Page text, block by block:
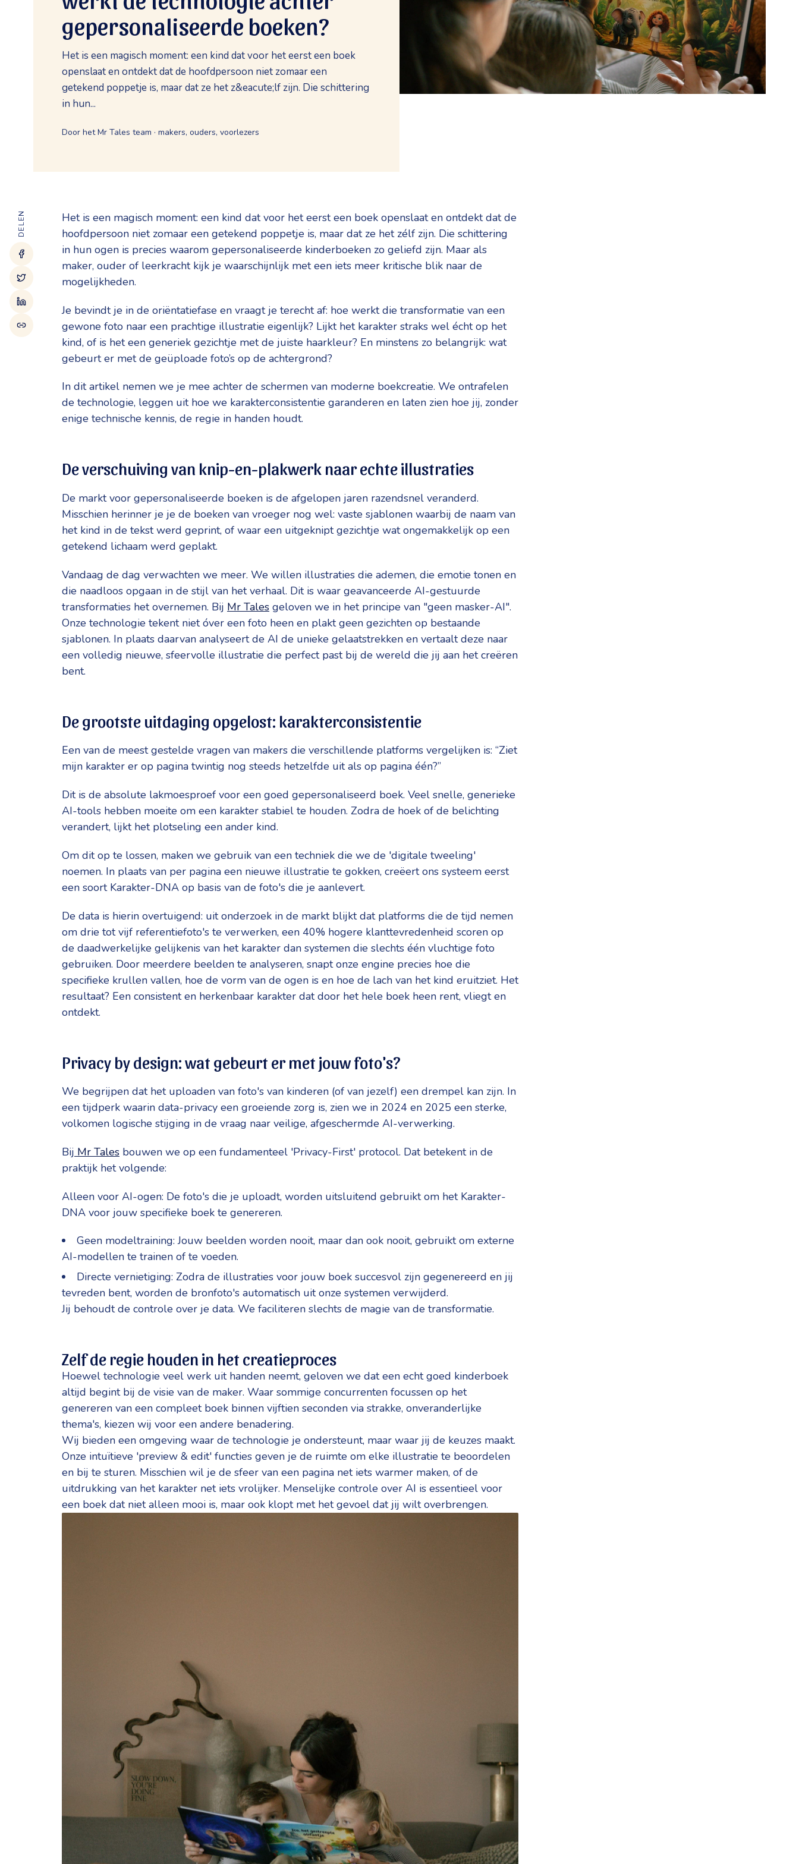
gepersonaliseerde boeken?
Het is een magisch moment: een kind dat voor het eerst een boek
openslaat en ontdekt dat de hoofdpersoon niet zomaar een
getekend poppetje is, maar dat ze het z&eacute;lf zijn. Die schittering
in hun...
Door het Mr Tales team · makers, ouders, voorlezers
DELEN
Het is een magisch moment: een kind dat voor het eerst een boek openslaat en ontdekt dat de
hoofdpersoon niet zomaar een getekend poppetje is, maar dat ze het zélf zijn. Die schittering
in hun ogen is precies waarom gepersonaliseerde kinderboeken zo geliefd zijn. Maar als
maker, ouder of leerkracht kijk je waarschijnlijk met een iets meer kritische blik naar de
mogelijkheden.
Je bevindt je in de oriëntatiefase en vraagt je terecht af: hoe werkt die transformatie van een
gewone foto naar een prachtige illustratie eigenlijk? Lijkt het karakter straks wel écht op het
kind, of is het een generiek gezichtje met de juiste haarkleur? En minstens zo belangrijk: wat
gebeurt er met de geüploade foto’s op de achtergrond?
In dit artikel nemen we je mee achter de schermen van moderne boekcreatie. We ontrafelen
de technologie, leggen uit hoe we karakterconsistentie garanderen en laten zien hoe jij, zonder
enige technische kennis, de regie in handen houdt.
De verschuiving van knip-en-plakwerk naar echte illustraties
De markt voor gepersonaliseerde boeken is de afgelopen jaren razendsnel veranderd.
Misschien herinner je je de boeken van vroeger nog wel: vaste sjablonen waarbij de naam van
het kind in de tekst werd geprint, of waar een uitgeknipt gezichtje wat ongemakkelijk op een
getekend lichaam werd geplakt.
Vandaag de dag verwachten we meer. We willen illustraties die ademen, die emotie tonen en
die naadloos opgaan in de stijl van het verhaal. Dit is waar geavanceerde AI-gestuurde
transformaties het overnemen. Bij Mr Tales geloven we in het principe van "geen masker-AI".
Onze technologie tekent niet óver een foto heen en plakt geen gezichten op bestaande
sjablonen. In plaats daarvan analyseert de AI de unieke gelaatstrekken en vertaalt deze naar
een volledig nieuwe, sfeervolle illustratie die perfect past bij de wereld die jij aan het creëren
bent.
De grootste uitdaging opgelost: karakterconsistentie
Een van de meest gestelde vragen van makers die verschillende platforms vergelijken is: “Ziet
mijn karakter er op pagina twintig nog steeds hetzelfde uit als op pagina één?”
Dit is de absolute lakmoesproef voor een goed gepersonaliseerd boek. Veel snelle, generieke
AI-tools hebben moeite om een karakter stabiel te houden. Zodra de hoek of de belichting
verandert, lijkt het plotseling een ander kind.
Om dit op te lossen, maken we gebruik van een techniek die we de 'digitale tweeling'
noemen. In plaats van per pagina een nieuwe illustratie te gokken, creëert ons systeem eerst
een soort Karakter-DNA op basis van de foto's die je aanlevert.
De data is hierin overtuigend: uit onderzoek in de markt blijkt dat platforms die de tijd nemen
om drie tot vijf referentiefoto's te verwerken, een 40% hogere klanttevredenheid scoren op
de daadwerkelijke gelijkenis van het karakter dan systemen die slechts één vluchtige foto
gebruiken. Door meerdere beelden te analyseren, snapt onze engine precies hoe die
specifieke krullen vallen, hoe de vorm van de ogen is en hoe de lach van het kind eruitziet. Het
resultaat? Een consistent en herkenbaar karakter dat door het hele boek heen rent, vliegt en
ontdekt.
Privacy by design: wat gebeurt er met jouw foto's?
We begrijpen dat het uploaden van foto's van kinderen (of van jezelf) een drempel kan zijn. In
een tijdperk waarin data-privacy een groeiende zorg is, zien we in 2024 en 2025 een sterke,
volkomen logische stijging in de vraag naar veilige, afgeschermde AI-verwerking.
Bij Mr Tales bouwen we op een fundamenteel 'Privacy-First' protocol. Dat betekent in de
praktijk het volgende:
Alleen voor AI-ogen: De foto's die je uploadt, worden uitsluitend gebruikt om het Karakter-
DNA voor jouw specifieke boek te genereren.
Geen modeltraining: Jouw beelden worden nooit, maar dan ook nooit, gebruikt om externe
AI-modellen te trainen of te voeden.
Directe vernietiging: Zodra de illustraties voor jouw boek succesvol zijn gegenereerd en jij
tevreden bent, worden de bronfoto's automatisch uit onze systemen verwijderd.
Jij behoudt de controle over je data. We faciliteren slechts de magie van de transformatie.
Zelf de regie houden in het creatieproces
Hoewel technologie veel werk uit handen neemt, geloven we dat een echt goed kinderboek
altijd begint bij de visie van de maker. Waar sommige concurrenten focussen op het
genereren van een compleet boek binnen vijftien seconden via strakke, onveranderlijke
thema's, kiezen wij voor een andere benadering.
Wij bieden een omgeving waar de technologie je ondersteunt, maar waar jij de keuzes maakt.
Onze intuïtieve 'preview & edit' functies geven je de ruimte om elke illustratie te beoordelen
en bij te sturen. Misschien wil je de sfeer van een pagina net iets warmer maken, of de
uitdrukking van het karakter net iets vrolijker. Menselijke controle over AI is essentieel voor
een boek dat niet alleen mooi is, maar ook klopt met het gevoel dat jij wilt overbrengen.